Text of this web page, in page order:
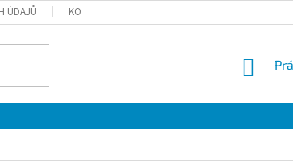
ÚDAJŮ KONTAKTY